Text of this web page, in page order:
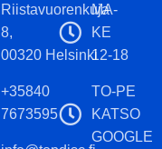
Riistavuorenkuja
8,
00320 Helsinki
+35840
7673595
MA-
KE
12-18
TO-PE
KATSO
GOOGLE